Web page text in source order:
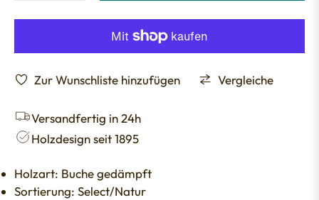
Zur Wunschliste hinzufügen Vergleiche
Versandfertig in 24h
Holzdesign seit 1895
Holzart: Buche gedämpft
Sortierung: Select/Natur